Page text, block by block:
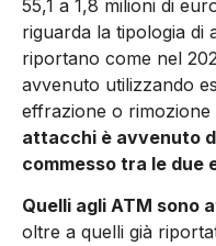
55,1 a 1,8 milioni di
riguarda la tipologia di
riportano come nel
avvenuto utilizzando
effrazione o rimozione
attacchi è avvenuto
commesso tra le due
Quelli agli ATM sono
oltre a quelli già